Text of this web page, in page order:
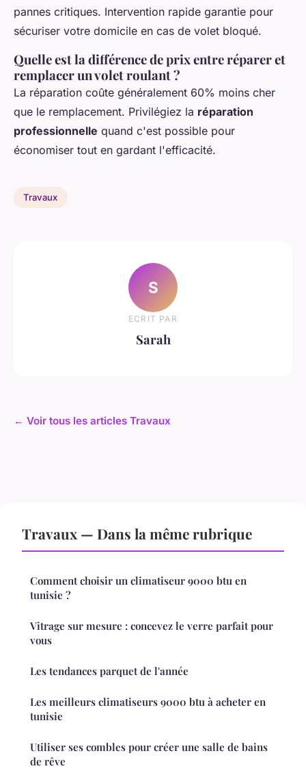
pannes critiques. Intervention rapide garantie pour
sécuriser votre domicile en cas de volet bloqué.
Quelle est la différence de prix entre réparer et
remplacer un volet roulant ?
La réparation coûte généralement 60% moins cher
que le remplacement. Privilégiez la réparation
professionnelle quand c'est possible pour
économiser tout en gardant l'efficacité.
Travaux
S
ECRIT PAR
Sarah
← Voir tous les articles Travaux
Travaux — Dans la même rubrique
Comment choisir un climatiseur 9000 btu en
tunisie ?
Vitrage sur mesure : concevez le verre parfait pour
vous
Les tendances parquet de l'année
Les meilleurs climatiseurs 9000 btu à acheter en
tunisie
Utiliser ses combles pour créer une salle de bains
de rêve